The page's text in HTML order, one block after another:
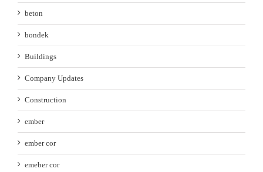
beton
bondek
Buildings
Company Updates
Construction
ember
ember cor
emeber cor